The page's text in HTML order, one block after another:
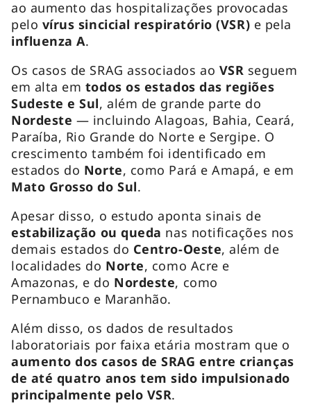
ao aumento das hospitalizações provocadas
pelo vírus sincicial respiratório (VSR) e pela
influenza A.
Os casos de SRAG associados ao VSR seguem
em alta em todos os estados das regiões
Sudeste e Sul, além de grande parte do
Nordeste — incluindo Alagoas, Bahia, Ceará,
Paraíba, Rio Grande do Norte e Sergipe. O
crescimento também foi identificado em
estados do Norte, como Pará e Amapá, e em
Mato Grosso do Sul.
Apesar disso, o estudo aponta sinais de
estabilização ou queda nas notificações nos
demais estados do Centro-Oeste, além de
localidades do Norte, como Acre e
Amazonas, e do Nordeste, como
Pernambuco e Maranhão.
Além disso, os dados de resultados
laboratoriais por faixa etária mostram que o
aumento dos casos de SRAG entre crianças
de até quatro anos tem sido impulsionado
principalmente pelo VSR.